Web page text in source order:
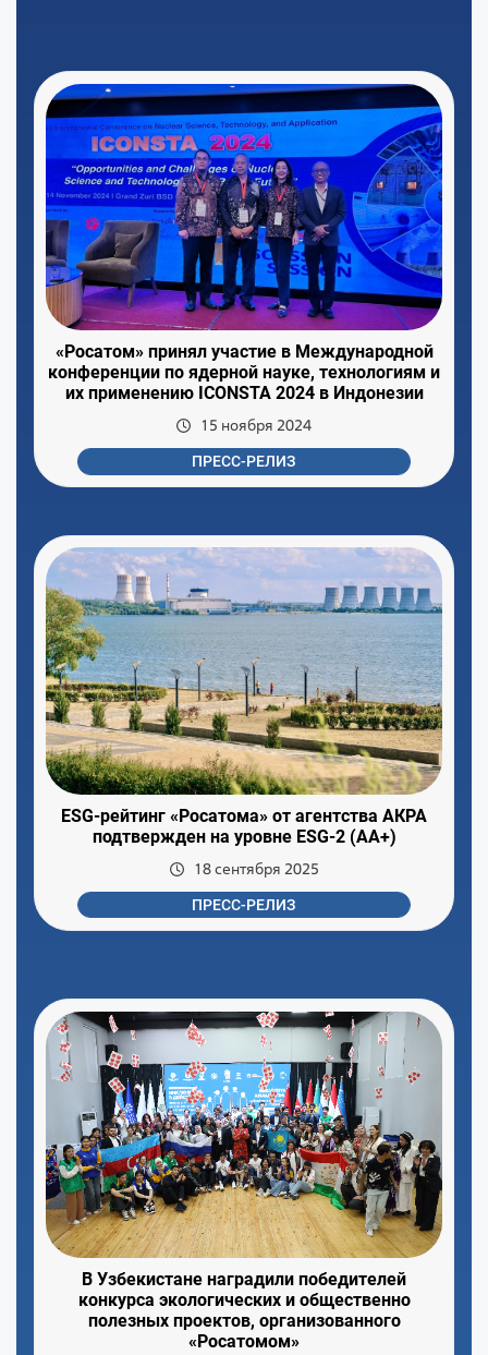
«Росатом» принял участие в Международной
конференции по ядерной науке, технологиям и
их применению ICONSTA 2024 в Индонезии
15 ноября 2024
ПРЕСС-РЕЛИЗ
ESG-рейтинг «Росатома» от агентства АКРА
подтвержден на уровне ESG-2 (АА+)
18 сентября 2025
ПРЕСС-РЕЛИЗ
В Узбекистане наградили победителей
конкурса экологических и общественно
полезных проектов, организованного
«Росатомом»